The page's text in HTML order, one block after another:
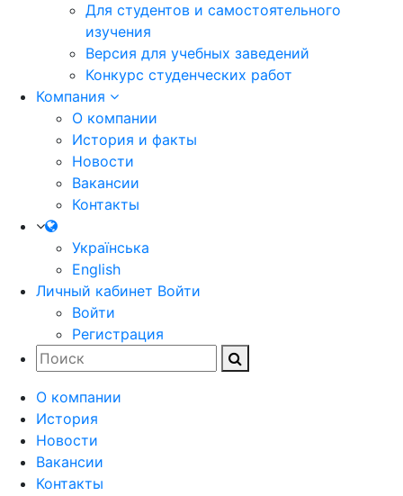
Для студентов и самостоятельного
изучения
Версия для учебных заведений
Конкурс студенческих работ
Компания
О компании
История и факты
Новости
Вакансии
Контакты
Українська
English
Личный кабинет Войти
Войти
Регистрация
О компании
История
Новости
Вакансии
Контакты